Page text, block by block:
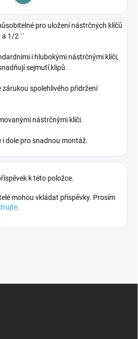
pro uložení nástrčných klíčů
1/2 ´´
i hlubokými nástrčnými klíči;
sejmutí klipů.
zárukou spolehlivého přidržení
nástrčnými klíči.
dole pro snadnou montáž.
k této položce.
mohou vkládat příspěvky. Prosím
.